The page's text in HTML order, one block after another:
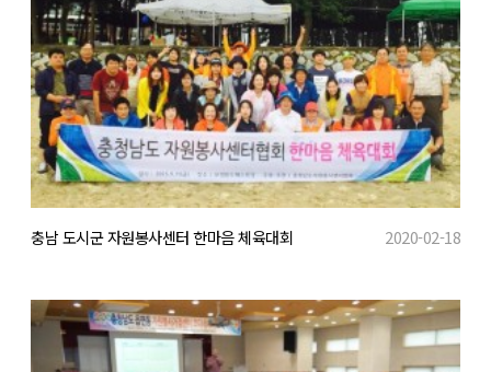
충남 도시군 자원봉사센터 한마음 체육대회 2020-02-18